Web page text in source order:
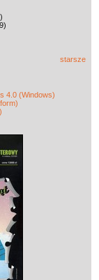
starsze
4.0 (Windows)